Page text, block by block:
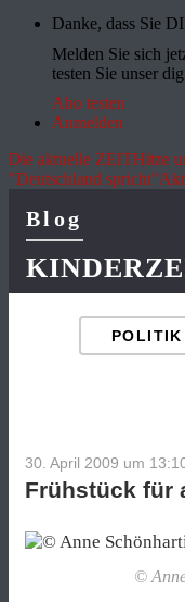
Danke, dass Sie
Melden Sie sich
testen Sie unser
Abo testen
Anmelden
Die aktuelle ZEITHitze
"Deutschland spricht"
Blog
30. April 2009 um
Frühstück für
©